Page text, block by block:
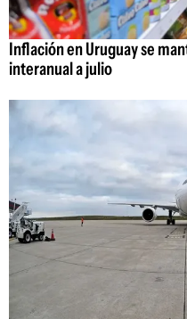
Inflación en Uruguay se
interanual a julio